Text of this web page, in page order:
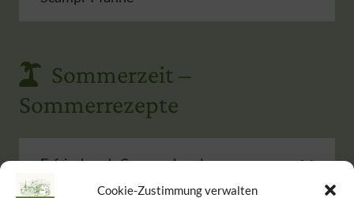
Cookie-Zustimmung verwalten
Sommerzeit –
Sommerrezepte
Erfrischende Sommerbowle